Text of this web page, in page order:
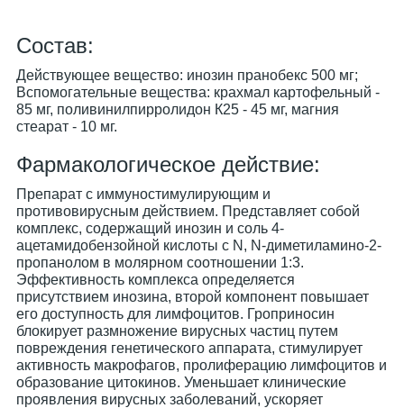
Cостав:
Действующее вещество: инозин пранобекс 500 мг;
Вспомогательные вещества: крахмал картофельный -
85 мг, поливинилпирролидон К25 - 45 мг, магния
стеарат - 10 мг.
Фармакологическое действие:
Препарат с иммуностимулирующим и
противовирусным действием. Представляет собой
комплекс, содержащий инозин и соль 4-
ацетамидобензойной кислоты с N, N-диметиламино-2-
пропанолом в молярном соотношении 1:3.
Эффективность комплекса определяется
присутствием инозина, второй компонент повышает
его доступность для лимфоцитов. Гроприносин
блокирует размножение вирусных частиц путем
повреждения генетического аппарата, стимулирует
активность макрофагов, пролиферацию лимфоцитов и
образование цитокинов. Уменьшает клинические
проявления вирусных заболеваний, ускоряет